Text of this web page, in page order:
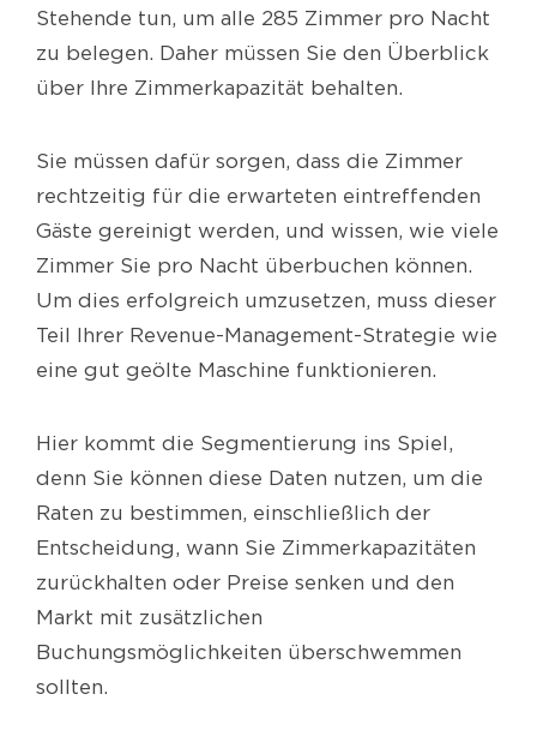
Stehende tun, um alle 285 Zimmer pro Nacht
zu belegen. Daher müssen Sie den Überblick
über Ihre Zimmerkapazität behalten.
Sie müssen dafür sorgen, dass die Zimmer
rechtzeitig für die erwarteten eintreffenden
Gäste gereinigt werden, und wissen, wie viele
Zimmer Sie pro Nacht überbuchen können.
Um dies erfolgreich umzusetzen, muss dieser
Teil Ihrer Revenue-Management-Strategie wie
eine gut geölte Maschine funktionieren.
Hier kommt die Segmentierung ins Spiel,
denn Sie können diese Daten nutzen, um die
Raten zu bestimmen, einschließlich der
Entscheidung, wann Sie Zimmerkapazitäten
zurückhalten oder Preise senken und den
Markt mit zusätzlichen
Buchungsmöglichkeiten überschwemmen
sollten.